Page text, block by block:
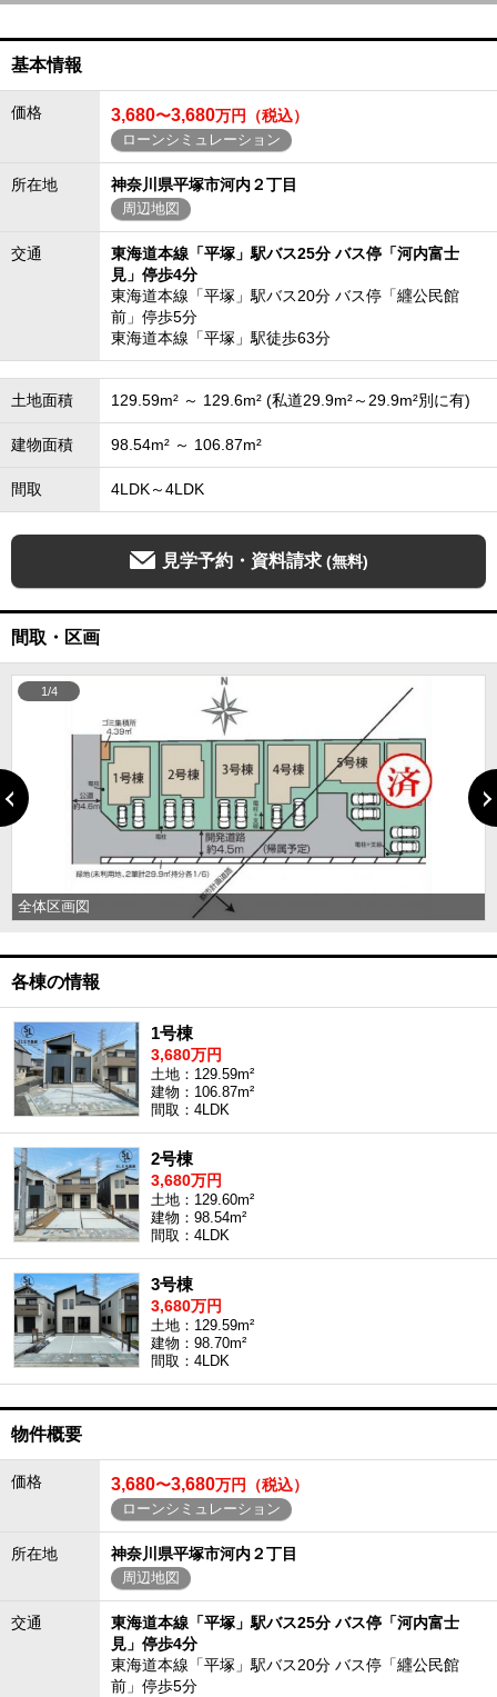
基本情報
価格 3,680〜3,680万円（税込）
ローンシミュレーション
所在地 神奈川県平塚市河内２丁目
周辺地図
交通
東海道本線「平塚」駅バス25分 バス停「河内富士
見」停歩4分
東海道本線「平塚」駅バス20分 バス停「纒公民館
前」停歩5分
東海道本線「平塚」駅徒歩63分
土地面積 129.59m² ～ 129.6m² (私道29.9m²～29.9m²別に有)
建物面積 98.54m² ～ 106.87m²
間取 4LDK～4LDK
見学予約・資料請求 (無料)
間取・区画
全体区画図
1/4
各棟の情報
1号棟
3,680万円
土地：129.59m²
建物：106.87m²
間取：4LDK
2号棟
3,680万円
土地：129.60m²
建物：98.54m²
間取：4LDK
3号棟
3,680万円
土地：129.59m²
建物：98.70m²
間取：4LDK
物件概要
価格 3,680〜3,680万円（税込）
ローンシミュレーション
所在地 神奈川県平塚市河内２丁目
周辺地図
交通
東海道本線「平塚」駅バス25分 バス停「河内富士
見」停歩4分
東海道本線「平塚」駅バス20分 バス停「纒公民館
前」停歩5分